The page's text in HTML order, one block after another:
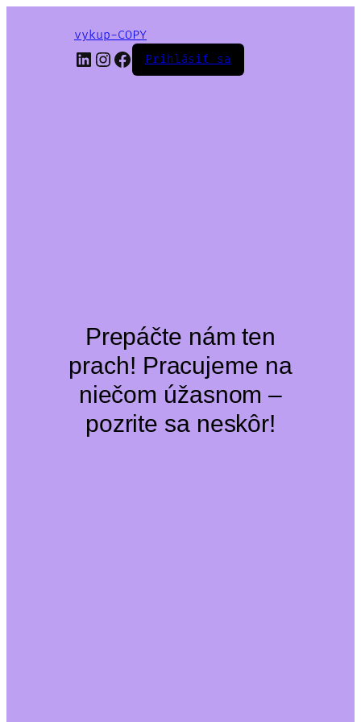
vykup-COPY
LinkedIn
Instagram
Facebook
Prihlásiť sa
Prepáčte nám ten
prach! Pracujeme na
niečom úžasnom –
pozrite sa neskôr!